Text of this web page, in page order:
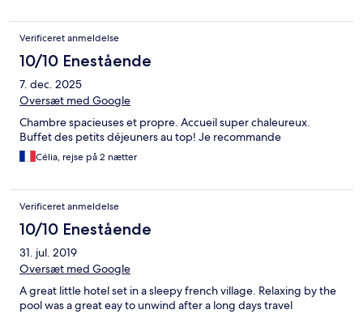
Verificeret anmeldelse
10/10 Enestående
7. dec. 2025
Oversæt med Google
Chambre spacieuses et propre. Accueil super chaleureux.
Buffet des petits déjeuners au top! Je recommande
Célia, rejse på 2 nætter
Verificeret anmeldelse
10/10 Enestående
31. jul. 2019
Oversæt med Google
A great little hotel set in a sleepy french village. Relaxing by the
pool was a great eay to unwind after a long days travel